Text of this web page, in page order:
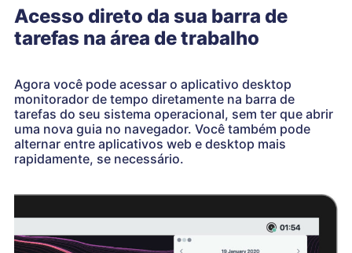
Acesso direto da sua barra de
tarefas na área de trabalho
Agora você pode acessar o aplicativo desktop
monitorador de tempo diretamente na barra de
tarefas do seu sistema operacional, sem ter que abrir
uma nova guia no navegador. Você também pode
alternar entre aplicativos web e desktop mais
rapidamente, se necessário.